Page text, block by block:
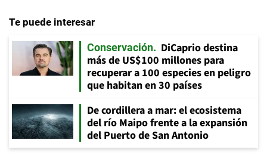
Te puede interesar
Conservación
DiCaprio destina
más de US$100 millones para
recuperar a 100 especies en peligro
que habitan en 30 países
De cordillera a mar: el ecosistema
del río Maipo frente a la expansión
del Puerto de San Antonio